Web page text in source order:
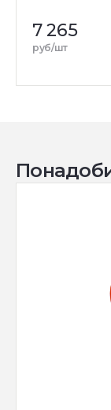
7 265
руб/шт